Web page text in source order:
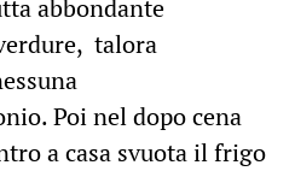
abbondante
talora
Poi nel dopo cena
a casa svuota il frigo